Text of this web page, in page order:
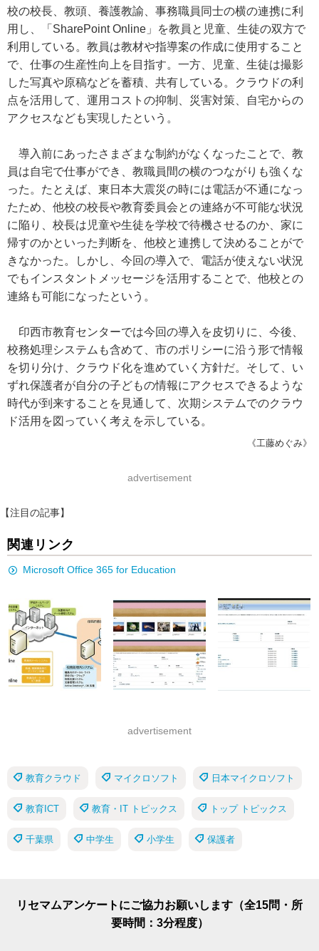
校の校長、教頭、養護教諭、事務職員同士の横の連携に利
用し、「SharePoint Online」を教員と児童、生徒の双方で
利用している。教員は教材や指導案の作成に使用すること
で、仕事の生産性向上を目指す。一方、児童、生徒は撮影
した写真や原稿などを蓄積、共有している。クラウドの利
点を活用して、運用コストの抑制、災害対策、自宅からの
アクセスなども実現したという。
導入前にあったさまざまな制約がなくなったことで、教
員は自宅で仕事ができ、教職員間の横のつながりも強くな
った。たとえば、東日本大震災の時には電話が不通になっ
たため、他校の校長や教育委員会との連絡が不可能な状況
に陥り、校長は児童や生徒を学校で待機させるのか、家に
帰すのかといった判断を、他校と連携して決めることがで
きなかった。しかし、今回の導入で、電話が使えない状況
でもインスタントメッセージを活用することで、他校との
連絡も可能になったという。
印西市教育センターでは今回の導入を皮切りに、今後、
校務処理システムも含めて、市のポリシーに沿う形で情報
を切り分け、クラウド化を進めていく方針だ。そして、い
ずれ保護者が自分の子どもの情報にアクセスできるような
時代が到来することを見通して、次期システムでのクラウ
ド活用を図っていく考えを示している。
《工藤めぐみ》
advertisement
【注目の記事】
関連リンク
Microsoft Office 365 for Education
advertisement
教育クラウド マイクロソフト 日本マイクロソフト
教育ICT 教育・IT トピックス トップ トピックス
千葉県 中学生 小学生 保護者
リセマムアンケートにご協力お願いします（全15問・所
要時間：3分程度）